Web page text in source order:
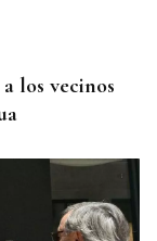
los vecinos